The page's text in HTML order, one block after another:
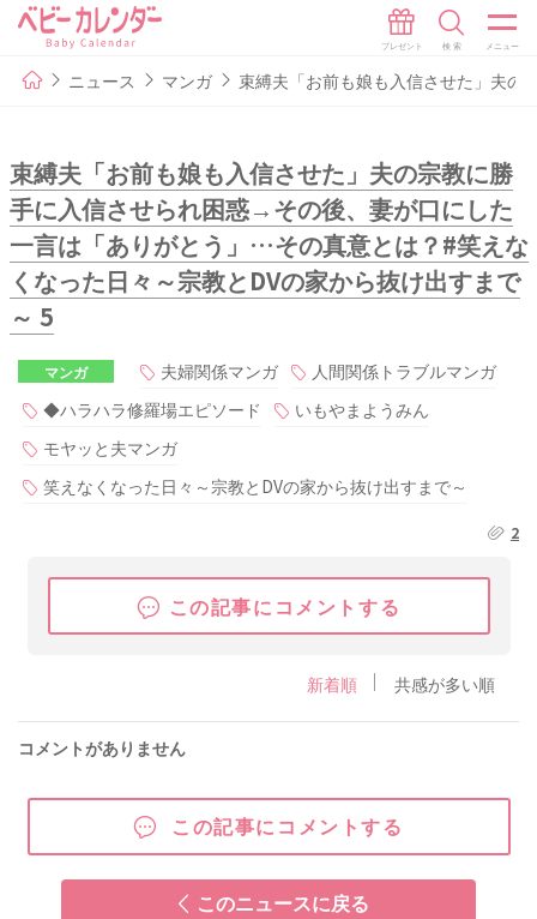
ニュース マンガ 束縛夫「お前も娘も入信させた」夫
束縛夫「お前も娘も入信させた」夫の宗教に勝
手に入信させられ困惑→その後、妻が口にした
一言は「ありがとう」…その真意とは？#笑えな
くなった日々～宗教とDVの家から抜け出すまで
～ 5
マンガ 夫婦関係マンガ
人間関係トラブルマンガ
◆ハラハラ修羅場エピソード
いもやまようみん
モヤッと夫マンガ
笑えなくなった日々～宗教とDVの家から抜け出すまで～
2
この記事にコメントする
新着順 共感が多い順
コメントがありません
この記事にコメントする
このニュースに戻る